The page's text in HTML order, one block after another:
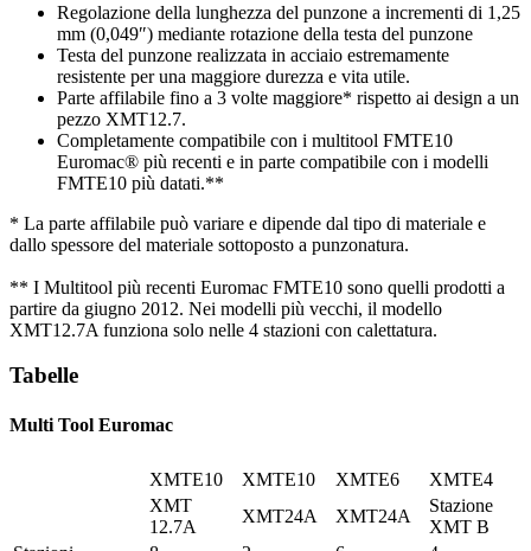
Regolazione della lunghezza del punzone a incrementi di 1,25
mm (0,049″) mediante rotazione della testa del punzone
Testa del punzone realizzata in acciaio estremamente
resistente per una maggiore durezza e vita utile.
Parte affilabile fino a 3 volte maggiore* rispetto ai design a un
pezzo XMT12.7.
Completamente compatibile con i multitool FMTE10
Euromac® più recenti e in parte compatibile con i modelli
FMTE10 più datati.**
* La parte affilabile può variare e dipende dal tipo di materiale e
dallo spessore del materiale sottoposto a punzonatura.
** I Multitool più recenti Euromac FMTE10 sono quelli prodotti a
partire da giugno 2012. Nei modelli più vecchi, il modello
XMT12.7A funziona solo nelle 4 stazioni con calettatura.
Tabelle
Multi Tool Euromac
XMTE10 XMTE10 XMTE6
XMTE4
XMT
12.7A
XMT24A XMT24A
Stazione
XMT B